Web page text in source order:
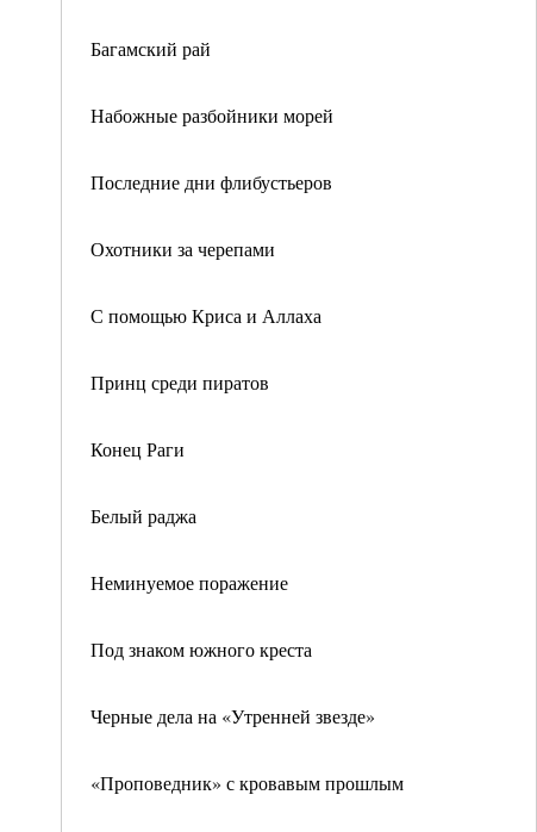
Багамский рай
Набожные разбойники морей
Последние дни флибустьеров
Охотники за черепами
С помощью Криса и Аллаха
Принц среди пиратов
Конец Раги
Белый раджа
Неминуемое поражение
Под знаком южного креста
Черные дела на «Утренней звезде»
«Проповедник» с кровавым прошлым